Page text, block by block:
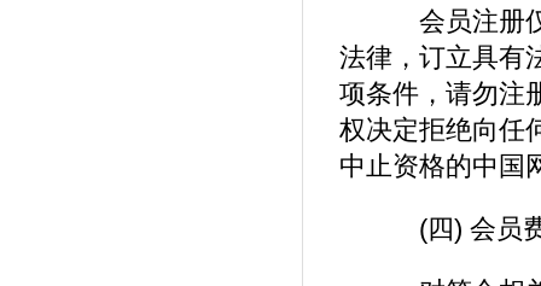
会员注册仅
法律，订立具有
项条件，请勿注
权决定拒绝向任
中止资格的中国
(四) 会员费